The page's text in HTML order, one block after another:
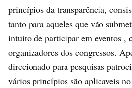
princípios da transparência,
tanto para aqueles que vão
intuito de participar em eventos ,
organizadores dos congressos.
direcionado para pesquisas
vários princípios são aplicaveis